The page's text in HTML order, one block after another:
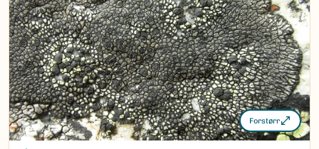
Forstørr